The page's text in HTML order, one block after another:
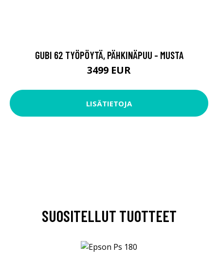
GUBI 62 TYÖPÖYTÄ, PÄHKINÄPUU - MUSTA
3499 EUR
LISÄTIETOJA
SUOSITELLUT TUOTTEET